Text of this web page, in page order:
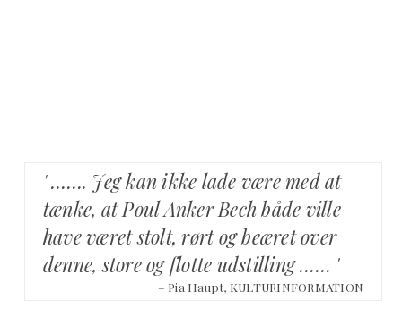
' ……. Jeg kan ikke lade være med at
tænke, at Poul Anker Bech både ville
have været stolt, rørt og beæret over
denne, store og flotte udstilling …… '
– Pia Haupt, KULTURINFORMATION